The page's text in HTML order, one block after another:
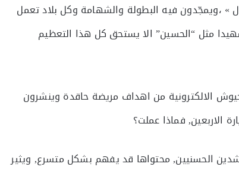
» ،ويمجّدون فيه البطولة والشهامة وكل بلاد تعمل
مثل “الحسين” الا يستحق كل هذا التعظيم
الالكترونية من اهداف مريضة حاقدة وينشرون
فماذا عملت؟
الحسنيين, محتواها قد يفهم بشكل متسرع, ويثير